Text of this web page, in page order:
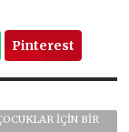
Pinterest
IÇIN BIR